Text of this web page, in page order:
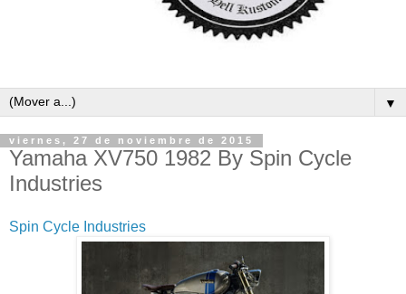
▼
viernes, 27 de noviembre de 2015
Yamaha XV750 1982 By Spin Cycle
Industries
Spin Cycle Industries